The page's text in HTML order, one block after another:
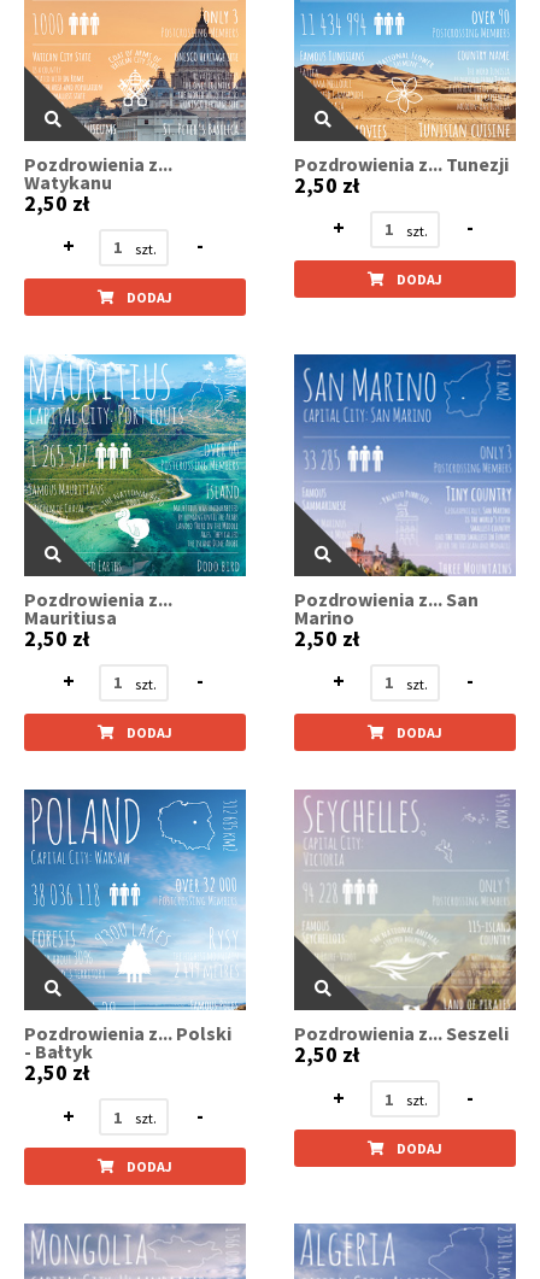
Pozdrowienia z...
Watykanu
2,50 zł
+
-
DODAJ
Pozdrowienia z... Tunezji
2,50 zł
+
-
DODAJ
Pozdrowienia z...
Mauritiusa
2,50 zł
+
-
DODAJ
Pozdrowienia z... San
Marino
2,50 zł
+
-
DODAJ
Pozdrowienia z... Polski
- Bałtyk
2,50 zł
+
-
DODAJ
Pozdrowienia z... Seszeli
2,50 zł
+
-
DODAJ